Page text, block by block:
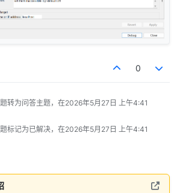
0
转为问答主题，在2026年5月27日 上午4:41
标记为已解决，在2026年5月27日 上午4:41